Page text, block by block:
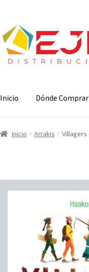
a
navegación
al
contenido
Inicio Dónde Comprar
Inicio Arrakis Villagers